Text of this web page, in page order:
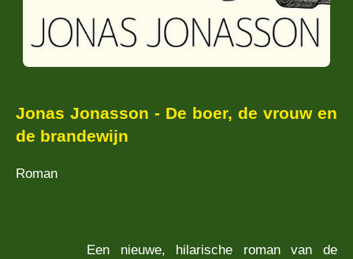
Jonas Jonasson - De boer, de vrouw en
de brandewijn
Roman
Een nieuwe, hilarische roman van de